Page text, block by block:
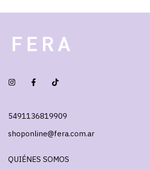
5491136819909
shoponline@fera.com.ar
QUIÉNES SOMOS